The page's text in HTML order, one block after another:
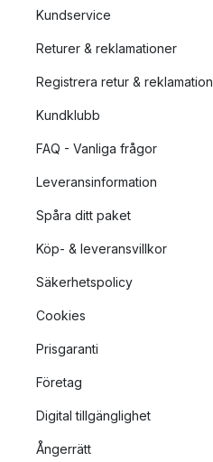
Kundservice
Returer & reklamationer
Registrera retur & reklamation
Kundklubb
FAQ - Vanliga frågor
Leveransinformation
Spåra ditt paket
Köp- & leveransvillkor
Säkerhetspolicy
Cookies
Prisgaranti
Företag
Digital tillgänglighet
Ångerrätt